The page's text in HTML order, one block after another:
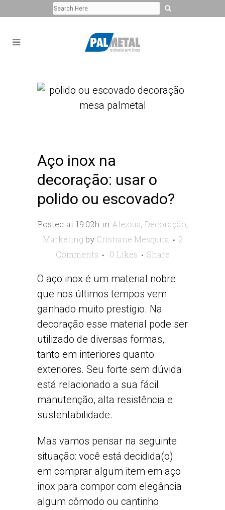
Aço inox na
decoração: usar o
polido ou escovado?
Posted at 19:02h in Alezzia, Decoração,
Marketingby Cristiane Mesquita
2
Comments
0 Likes Share
O aço inox é um material nobre
que nos últimos tempos vem
ganhado muito prestígio. Na
decoração esse material pode ser
utilizado de diversas formas,
tanto em interiores quanto
exteriores. Seu forte sem dúvida
está relacionado a sua fácil
manutenção, alta resistência e
sustentabilidade.
Mas vamos pensar na seguinte
situação: você está decidida(o)
em comprar algum item em aço
inox para compor com elegância
algum cômodo ou cantinho